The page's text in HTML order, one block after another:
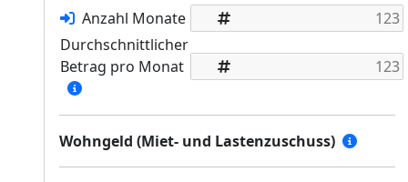
Anzahl Monate
Durchschnittlicher
Betrag pro Monat
Wohngeld (Miet- und Lastenzuschuss)